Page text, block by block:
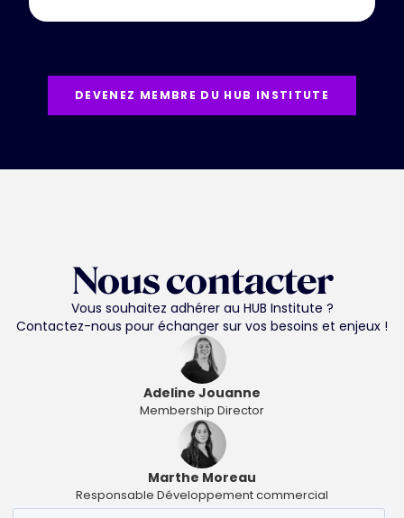
DEVENEZ MEMBRE DU HUB INSTITUTE
Nous contacter
Vous souhaitez adhérer au HUB Institute ?
Contactez-nous pour échanger sur vos besoins et enjeux !
Adeline Jouanne
Membership Director
Marthe Moreau
Responsable Développement commercial